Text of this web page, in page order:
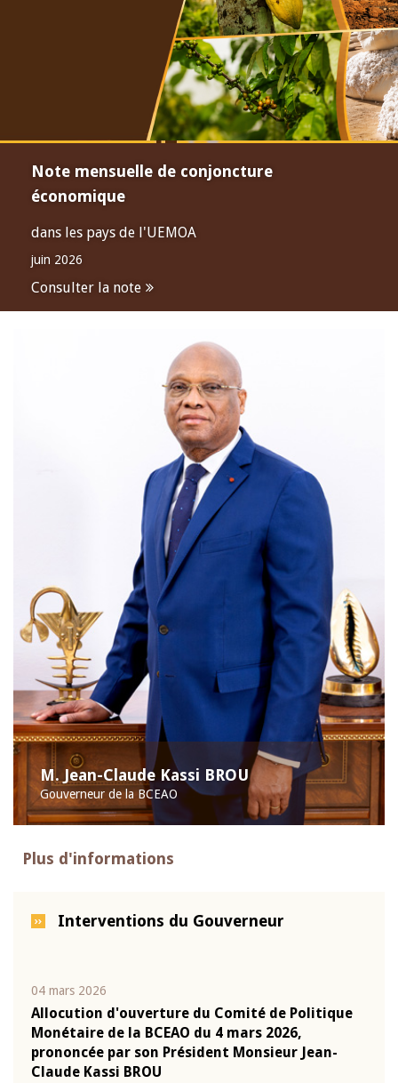
Note mensuelle de conjoncture
économique
dans les pays de l'UEMOA
juin 2026
Consulter la note
M. Jean-Claude Kassi BROU
Gouverneur de la BCEAO
Plus d'informations
Interventions du Gouverneur
04 mars 2026
Allocution d'ouverture du Comité de Politique
Monétaire de la BCEAO du 4 mars 2026,
prononcée par son Président Monsieur Jean-
Claude Kassi BROU